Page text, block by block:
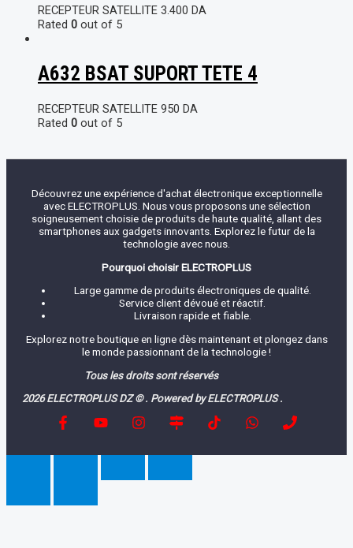
RECEPTEUR SATELLITE 3.400 DA
Rated 0 out of 5
A632 BSAT SUPORT TETE 4
RECEPTEUR SATELLITE 950 DA
Rated 0 out of 5
Découvrez une expérience d'achat électronique exceptionnelle
avec ELECTROPLUS. Nous vous proposons une sélection
soigneusement choisie de produits de haute qualité, allant des
smartphones aux gadgets innovants. Explorez le futur de la
technologie avec nous.
Pourquoi choisir ELECTROPLUS
Large gamme de produits électroniques de qualité.
Service client dévoué et réactif.
Livraison rapide et fiable.
Explorez notre boutique en ligne dès maintenant et plongez dans
le monde passionnant de la technologie !
Tous les droits sont réservés
2026 ELECTROPLUS DZ © . Powered by ELECTROPLUS .